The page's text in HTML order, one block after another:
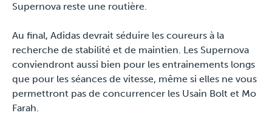
Supernova reste une routière.
Au final, Adidas devrait séduire les coureurs à la
recherche de stabilité et de maintien. Les Supernova
conviendront aussi bien pour les entrainements longs
que pour les séances de vitesse, même si elles ne vous
permettront pas de concurrencer les Usain Bolt et Mo
Farah.